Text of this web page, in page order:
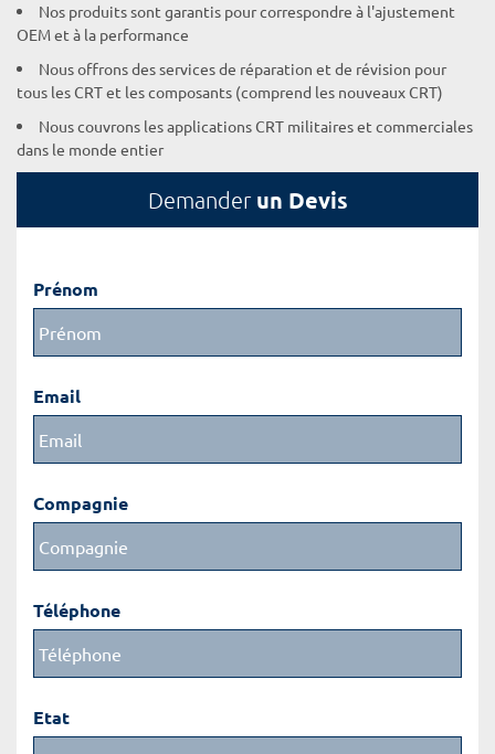
Nos produits sont garantis pour correspondre à l'ajustement
OEM et à la performance
Nous offrons des services de réparation et de révision pour
tous les CRT et les composants (comprend les nouveaux CRT)
Nous couvrons les applications CRT militaires et commerciales
dans le monde entier
Demander un Devis
Prénom
Email
Compagnie
Téléphone
Etat